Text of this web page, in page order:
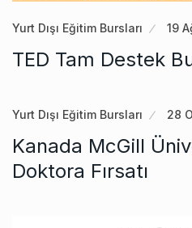
Yurt Dışı Eğitim Bursları 19
TED Tam Destek
Yurt Dışı Eğitim Bursları 28
Kanada McGill
Doktora Fırsatı